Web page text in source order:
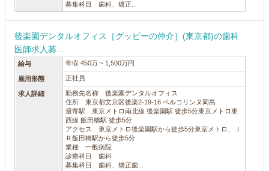
募集科目 歯科、矯正...
後楽園デンタルオフィス［グッピーの仲介］(東京都)の歯科
医師求人募...
給与 年収 450万 ~ 1,500万円
雇用形態 正社員
求人詳細
勤務先名称 後楽園デンタルオフィス
住所 東京都文京区後楽2-19-16 ベルコリンヌ岡島
最寄駅 東京メトロ南北線 後楽園駅 徒歩5分東京メトロ東
西線 飯田橋駅 徒歩5分
アクセス 東京メトロ後楽園駅から徒歩5分東京メトロ、Ｊ
Ｒ飯田橋駅から徒歩5分
業種 一般病院
診療科目 歯科
募集科目 歯科、矯正歯...